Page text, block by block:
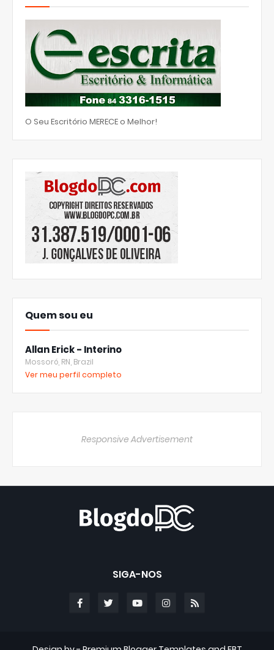
O Seu Escritório MERECE o Melhor!
Quem sou eu
Allan Erick - Interino
Mossoró, RN, Brazil
Ver meu perfil completo
Responsive Advertisement
SIGA-NOS